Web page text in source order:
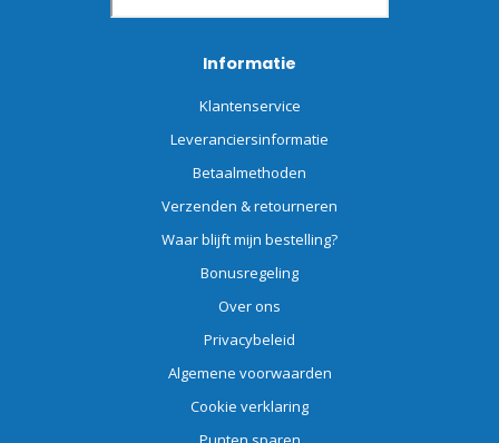
Informatie
Klantenservice
Leveranciersinformatie
Betaalmethoden
Verzenden & retourneren
Waar blijft mijn bestelling?
Bonusregeling
Over ons
Privacybeleid
Algemene voorwaarden
Cookie verklaring